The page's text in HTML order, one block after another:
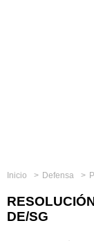
Inicio Defensa
DE/SG